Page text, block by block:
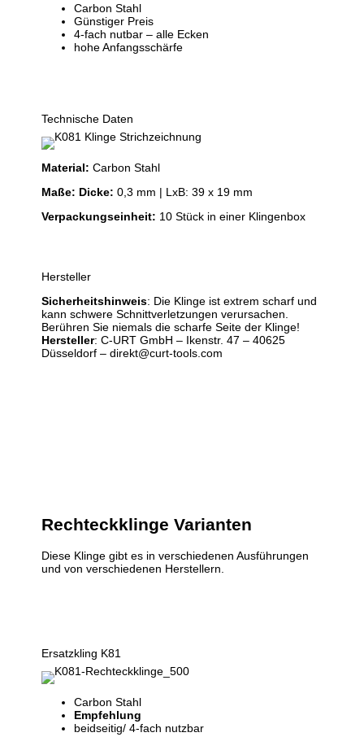
Carbon Stahl
Günstiger Preis
4-fach nutbar – alle Ecken
hohe Anfangsschärfe
Technische Daten
Material: Carbon Stahl
Maße: Dicke: 0,3 mm | LxB: 39 x 19 mm
Verpackungseinheit: 10 Stück in einer Klingenbox
Hersteller
Sicherheitshinweis: Die Klinge ist extrem scharf und
kann schwere Schnittverletzungen verursachen.
Berühren Sie niemals die scharfe Seite der Klinge!
Hersteller: C-URT GmbH – Ikenstr. 47 – 40625
Düsseldorf – direkt@curt-tools.com
RechteckklingeVarianten
Diese Klinge gibt es in verschiedenen Ausführungen
und von verschiedenen Herstellern.
Ersatzkling K81
Carbon Stahl
Empfehlung
beidseitig/ 4-fach nutzbar